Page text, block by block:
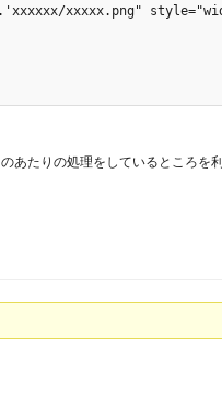
xxxxx.png"
たりの処理をしているところを